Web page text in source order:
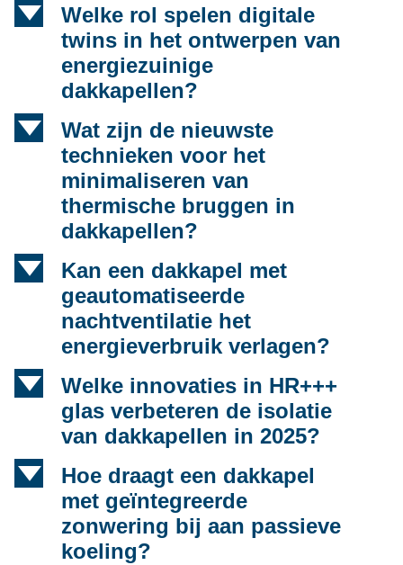
d
Welke rol spelen digitale
twins in het ontwerpen van
energiezuinige
dakkapellen?
d
Wat zijn de nieuwste
technieken voor het
minimaliseren van
thermische bruggen in
dakkapellen?
d
Kan een dakkapel met
geautomatiseerde
nachtventilatie het
energieverbruik verlagen?
d
Welke innovaties in HR+++
glas verbeteren de isolatie
van dakkapellen in 2025?
d
Hoe draagt een dakkapel
met geïntegreerde
zonwering bij aan passieve
koeling?